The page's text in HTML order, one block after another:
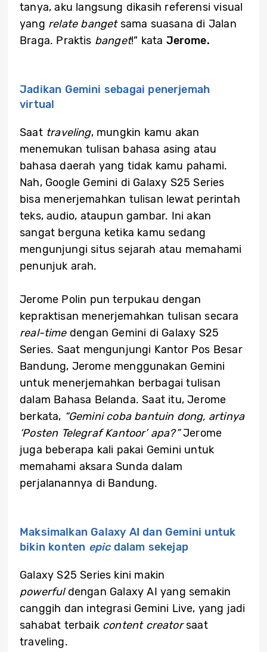
tanya, aku langsung dikasih referensi visual
yang relate bangetsama suasana di Jalan
Braga. Praktis banget!” kata Jerome.
Jadikan Gemini sebagai penerjemah
virtual
Saat traveling, mungkin kamu akan
menemukan tulisan bahasa asing atau
bahasa daerah yang tidak kamu pahami.
Nah, Google Gemini di Galaxy S25 Series
bisa menerjemahkan tulisan lewat perintah
teks, audio, ataupun gambar. Ini akan
sangat berguna ketika kamu sedang
mengunjungi situs sejarah atau memahami
penunjuk arah.
Jerome Polin pun terpukau dengan
kepraktisan menerjemahkan tulisan secara
real-time dengan Gemini di Galaxy S25
Series. Saat mengunjungi Kantor Pos Besar
Bandung, Jerome menggunakan Gemini
untuk menerjemahkan berbagai tulisan
dalam Bahasa Belanda. Saat itu, Jerome
berkata, “Gemini coba bantuin dong, artinya
‘Posten Telegraf Kantoor’ apa?”Jerome
juga beberapa kali pakai Gemini untuk
memahami aksara Sunda dalam
perjalanannya di Bandung.
Maksimalkan Galaxy AI dan Gemini untuk
bikin konten epicdalam sekejap
Galaxy S25 Series kini makin
powerfuldengan Galaxy AI yang semakin
canggih dan integrasi Gemini Live, yang jadi
sahabat terbaik content creatorsaat
traveling.